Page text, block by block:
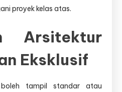
proyek kelas atas.
Arsitektur
Eksklusif
tampil standar atau